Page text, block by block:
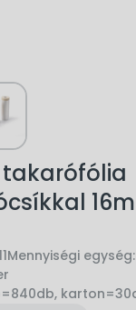
takarófólia
Mennyiségi egység: